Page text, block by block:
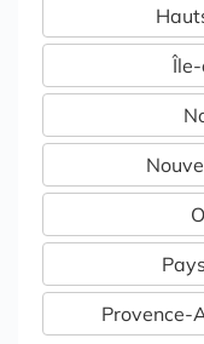
Provence-